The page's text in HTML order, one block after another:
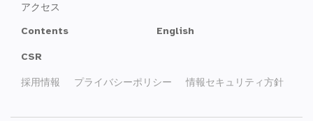
アクセス
Contents English
CSR
採用情報 プライバシーポリシー 情報セキュリティ方針